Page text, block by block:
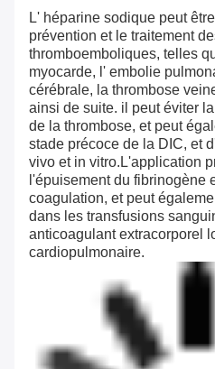
L' héparine sodique peut
prévention et le traitement
thromboemboliques, telles
myocarde, l' embolie
cérébrale, la thrombose
ainsi de suite. il peut éviter
de la thrombose, et peut
stade précoce de la DIC, et
vivo et in vitro.L'application
l'épuisement du fibrinogène
coagulation, et peut
dans les transfusions
anticoagulant extracorporel
cardiopulmonaire.